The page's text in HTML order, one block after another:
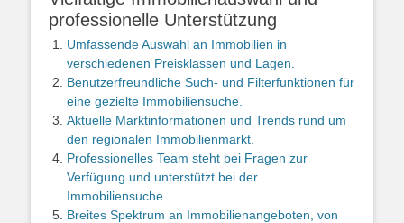
professionelle Unterstützung
Umfassende Auswahl an Immobilien in
verschiedenen Preisklassen und Lagen.
Benutzerfreundliche Such- und Filterfunktionen für
eine gezielte Immobiliensuche.
Aktuelle Marktinformationen und Trends rund um
den regionalen Immobilienmarkt.
Professionelles Team steht bei Fragen zur
Verfügung und unterstützt bei der
Immobiliensuche.
Breites Spektrum an Immobilienangeboten, von